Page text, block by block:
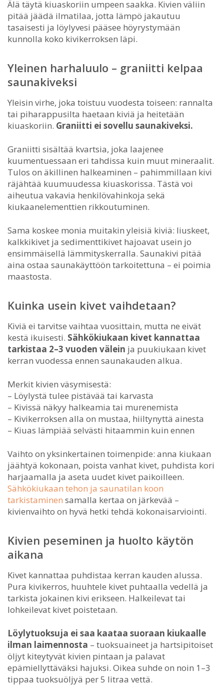
Älä täytä kiuaskoriin umpeen saakka. Kivien väliin
pitää jäädä ilmatilaa, jotta lämpö jakautuu
tasaisesti ja löylyvesi pääsee höyrystymään
kunnolla koko kivikerroksen läpi.
Yleinen harhaluulo – graniitti kelpaa
saunakiveksi
Yleisin virhe, joka toistuu vuodesta toiseen: rannalta
tai piharappusilta haetaan kiviä ja heitetään
kiuaskoriin. Graniitti ei sovellu saunakiveksi.
Graniitti sisältää kvartsia, joka laajenee
kuumentuessaan eri tahdissa kuin muut mineraalit.
Tulos on äkillinen halkeaminen – pahimmillaan kivi
räjähtää kuumuudessa kiuaskorissa. Tästä voi
aiheutua vakavia henkilövahinkoja sekä
kiukaanelementtien rikkoutuminen.
Sama koskee monia muitakin yleisiä kiviä: liuskeet,
kalkkikivet ja sedimenttikivet hajoavat usein jo
ensimmäisellä lämmityskerralla. Saunakivi pitää
aina ostaa saunakäyttöön tarkoitettuna – ei poimia
maastosta.
Kuinka usein kivet vaihdetaan?
Kiviä ei tarvitse vaihtaa vuosittain, mutta ne eivät
kestä ikuisesti. Sähkökiukaan kivet kannattaa
tarkistaa 2–3 vuoden välein ja puukiukaan kivet
kerran vuodessa ennen saunakauden alkua.
Merkit kivien väsymisestä:
– Löylystä tulee pistävää tai karvasta
– Kivissä näkyy halkeamia tai murenemista
– Kivikerroksen alla on mustaa, hiiltynyttä ainesta
– Kiuas lämpiää selvästi hitaammin kuin ennen
Vaihto on yksinkertainen toimenpide: anna kiukaan
jäähtyä kokonaan, poista vanhat kivet, puhdista kori
harjaamalla ja aseta uudet kivet paikoilleen.
Sähkökiukaan tehon ja saunatilan koon
tarkistaminen samalla kertaa on järkevää –
kivienvaihto on hyvä hetki tehdä kokonaisarviointi.
Kivien peseminen ja huolto käytön
aikana
Kivet kannattaa puhdistaa kerran kauden alussa.
Pura kivikerros, huuhtele kivet puhtaalla vedellä ja
tarkista jokainen kivi erikseen. Halkeilevat tai
lohkeilevat kivet poistetaan.
Löylytuoksuja ei saa kaataa suoraan kiukaalle
ilman laimennosta – tuoksuaineet ja hartsipitoiset
öljyt kiteytyvät kivien pintaan ja palavat
epämiellyttäväksi hajuksi. Oikea suhde on noin 1–3
tippaa tuoksuöljyä per 5 litraa vettä.